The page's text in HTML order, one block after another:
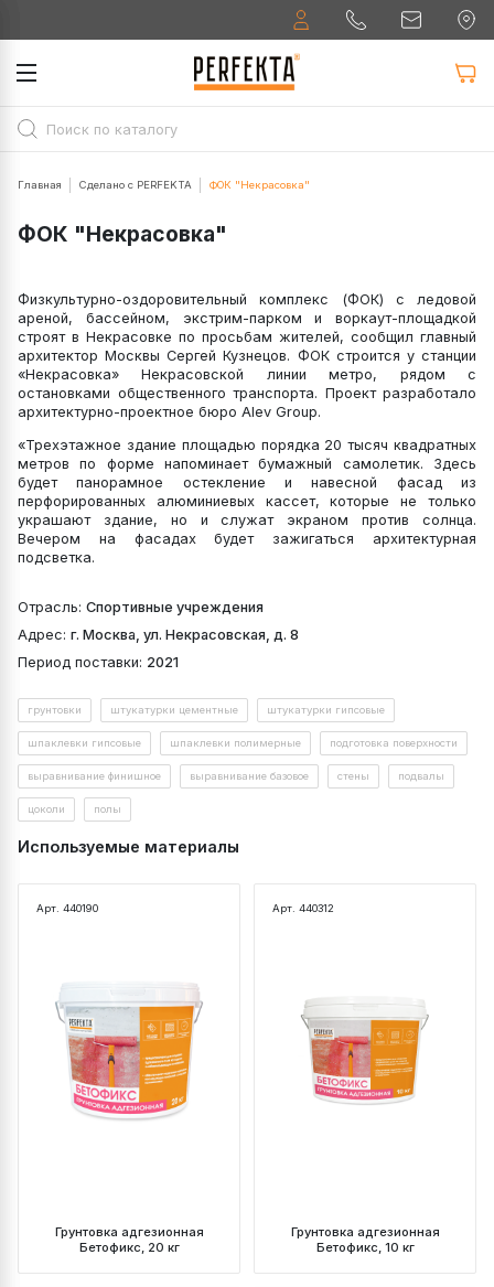
Главная Сделано с PERFEKTA ФОК "Некрасовка"
ФОК "Некрасовка"
Физкультурно-оздоровительный комплекс (ФОК) с ледовой
ареной, бассейном, экстрим-парком и воркаут-площадкой
строят в Некрасовке по просьбам жителей, сообщил главный
архитектор Москвы Сергей Кузнецов. ФОК строится у станции
«Некрасовка» Некрасовской линии метро, рядом с
остановками общественного транспорта. Проект разработало
архитектурно-проектное бюро Alev Group.
«Трехэтажное здание площадью порядка 20 тысяч квадратных
метров по форме напоминает бумажный самолетик. Здесь
будет панорамное остекление и навесной фасад из
перфорированных алюминиевых кассет, которые не только
украшают здание, но и служат экраном против солнца.
Вечером на фасадах будет зажигаться архитектурная
подсветка.
Отрасль: Спортивные учреждения
Адрес: г. Москва, ул. Некрасовская, д. 8
Период поставки: 2021
грунтовки штукатурки цементные штукатурки гипсовые
шпаклевки гипсовые шпаклевки полимерные подготовка поверхности
выравнивание финишное выравнивание базовое стены подвалы
цоколи полы
Используемые материалы
Арт. 440190
Грунтовка адгезионная
Бетофикс, 20 кг
Арт. 440312
Грунтовка адгезионная
Бетофикс, 10 кг